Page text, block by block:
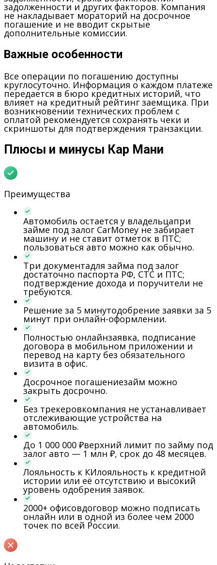
задолженности и других факторов. Компания
не накладывает мораторий на досрочное
погашение и не вводит скрытые
дополнительные комиссии.
Важные особенности
Все операции по погашению доступны
круглосуточно. Информация о каждом платеже
передается в бюро кредитных историй, что
влияет на кредитный рейтинг заемщика. При
возникновении технических проблем с
оплатой рекомендуется сохранять чеки и
скриншоты для подтверждения транзакции.
Плюсы и минусы Кар Мани
Преимущества
Автомобиль остается у владельцапри
займе под залог CarMoney не забирает
машину и не ставит отметок в ПТС;
пользоваться авто можно как обычно.
Три документадля займа под залог
достаточно паспорта РФ, СТС и ПТС;
подтверждение дохода и поручители не
требуются.
Решение за 5 минутодобрение заявки за 5
минут при онлайн-оформлении.
Полностью онлайнзаявка, подписание
договора в мобильном приложении и
перевод на карту без обязательного
визита в офис.
Досрочное погашениезайм можно
закрыть досрочно.
Без трекеровкомпания не устанавливает
отслеживающие устройства на
автомобиль.
До 1 000 000 ₽верхний лимит по займу под
залог авто — 1 млн ₽, срок до 48 месяцев.
Лояльность к КИлояльность к кредитной
истории или её отсутствию и высокий
уровень одобрения заявок.
2000+ офисовдоговор можно подписать
онлайн или в одной из более чем 2000
точек по всей России.